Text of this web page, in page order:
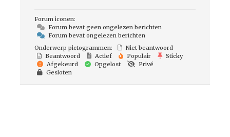
Forum iconen:
Forum bevat geen ongelezen berichten
Forum bevat ongelezen berichten
Onderwerp pictogrammen:
Niet beantwoord
Beantwoord
Actief Populair
Sticky
Afgekeurd
Opgelost
Privé
Gesloten